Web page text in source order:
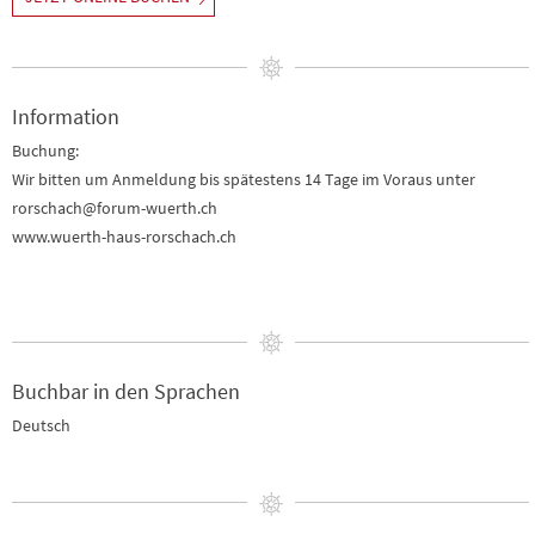
Information
Buchung:
Wir bitten um Anmeldung bis spätestens 14 Tage im Voraus unter
rorschach@forum-wuerth.ch
www.wuerth-haus-rorschach.ch
Buchbar in den Sprachen
Deutsch